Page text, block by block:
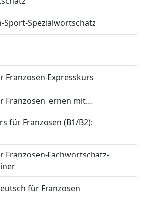
Sport-Spezialwortschatz
Franzosen-Expresskurs
Franzosen lernen mit…
für Franzosen (B1/B2):
Franzosen-Fachwortschatz-
für Franzosen